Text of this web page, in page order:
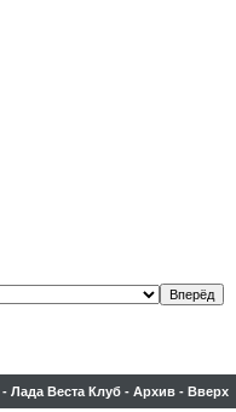
- Лада Веста Клуб - Архив - Вверх